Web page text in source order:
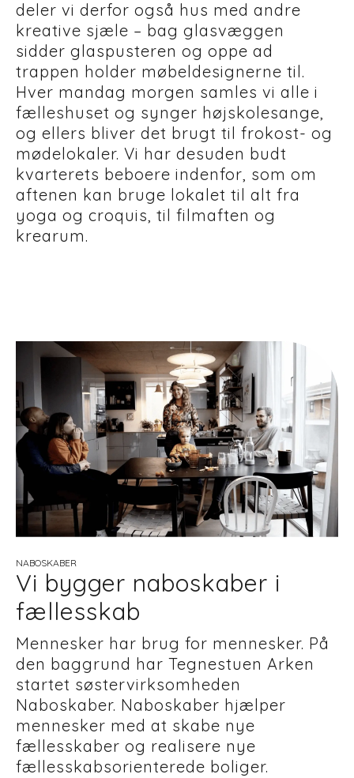
deler vi derfor også hus med andre
kreative sjæle – bag glasvæggen
sidder glaspusteren og oppe ad
trappen holder møbeldesignerne til.
Hver mandag morgen samles vi alle i
fælleshuset og synger højskolesange,
og ellers bliver det brugt til frokost- og
mødelokaler. Vi har desuden budt
kvarterets beboere indenfor, som om
aftenen kan bruge lokalet til alt fra
yoga og croquis, til filmaften og
krearum.
NABOSKABER
Vi bygger naboskaber i
fællesskab
Mennesker har brug for mennesker. På
den baggrund har Tegnestuen Arken
startet søstervirksomheden
Naboskaber. Naboskaber hjælper
mennesker med at skabe nye
fællesskaber og realisere nye
fællesskabsorienterede boliger.